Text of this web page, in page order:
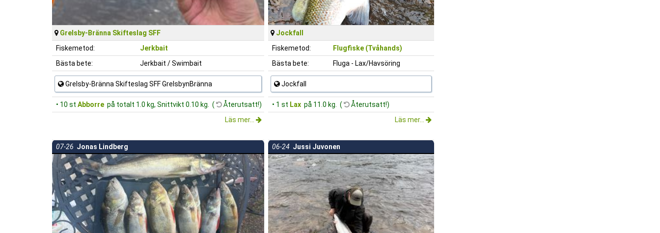
Grelsby-Bränna Skifteslag SFF
Fiskemetod:
Jerkbait
Bästa bete:
Jerkbait / Swimbait
Grelsby-Bränna Skifteslag SFF GrelsbynBränna
• 10 st Abborre på totalt 1.0 kg, Snittvikt 0.10 kg. (
Återutsatt!)
Läs mer...
Jockfall
Fiskemetod:
Flugfiske (Tvåhands)
Bästa bete:
Fluga - Lax/Havsöring
Jockfall
• 1 st Lax på 11.0 kg. (
Återutsatt!)
Läs mer...
07-26 Jonas Lindberg 06-24 Jussi Juvonen